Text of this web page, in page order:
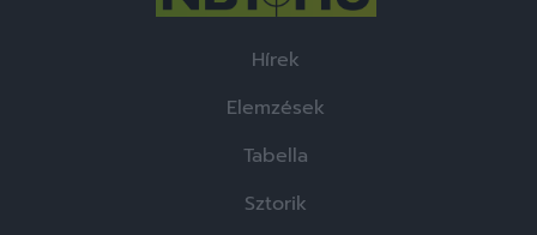
Hírek
Elemzések
Tabella
Sztorik